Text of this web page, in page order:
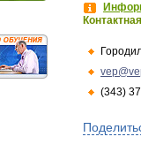
(343)